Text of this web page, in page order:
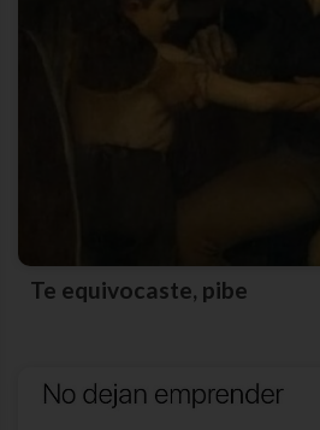
Te equivocaste, pibe